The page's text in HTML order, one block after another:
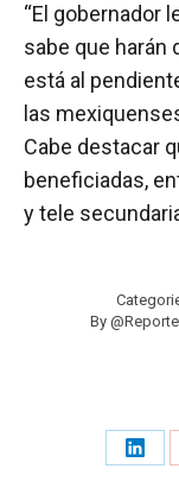
“El gobernador
sabe que harán
está al
las
Cabe destacar
beneficiadas,
y tele
By